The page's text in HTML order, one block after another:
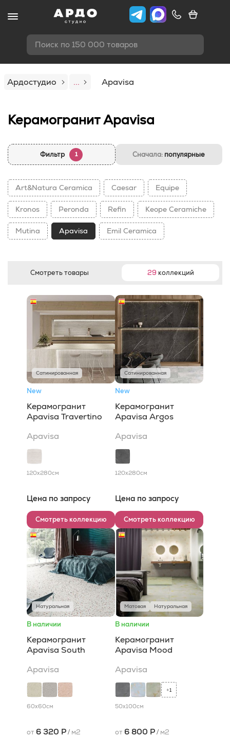
Поиск по 150 000 товаров
Ардостудио ... Apavisa
Керамогранит Apavisa
Фильтр 1 Сначала: популярные
Art&Natura Ceramica Caesar Equipe
Kronos Peronda Refin Keope Ceramiche
Mutina Apavisa Emil Ceramica
Смотреть товары 29 коллекций
Сатинированная
New
Керамогранит
Apavisa Travertino
Apavisa
120x280см
Цена по запросу
Смотреть коллекцию
Сатинированная
New
Керамогранит
Apavisa Argos
Apavisa
120x280см
Цена по запросу
Смотреть коллекцию
Натуральная
В наличии
Керамогранит
Apavisa South
Apavisa
60x60см
от 6 320 Р/ м2
Матовая Натуральная
В наличии
Керамогранит
Apavisa Mood
Apavisa
+1
50x100см
от 6 800 Р/ м2